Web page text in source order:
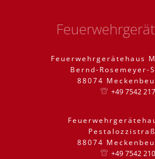
Feuerwehrgerätehaus
Bernd-Rosemeyer-
88074
+49 7542
88074
+49 7542